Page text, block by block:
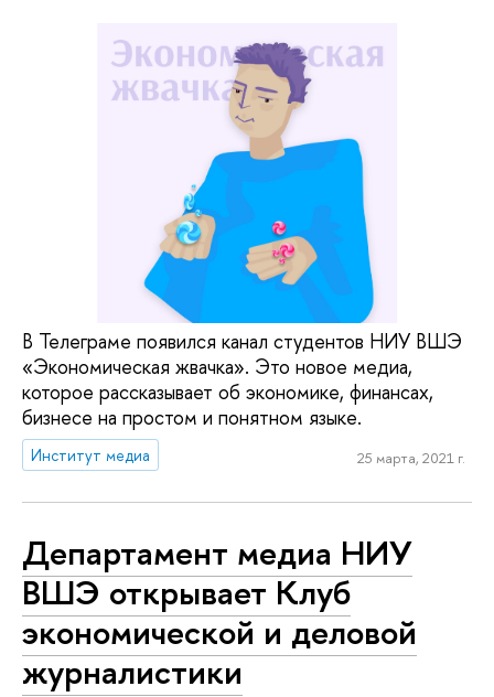
В Телеграме появился канал студентов НИУ ВШЭ
«Экономическая жвачка». Это новое медиа,
которое рассказывает об экономике, финансах,
бизнесе на простом и понятном языке.
Институт медиа 25 марта, 2021 г.
Департамент медиа НИУ
ВШЭ открывает Клуб
экономической и деловой
журналистики